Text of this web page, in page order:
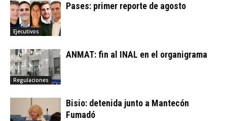
Ejecutivos
Pases: primer reporte de agosto
Regulaciones
ANMAT: fin al INAL en el organigrama
Bisio: detenida junto a Mantecón
Fumadó